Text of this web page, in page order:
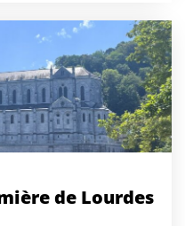
de Lourdes